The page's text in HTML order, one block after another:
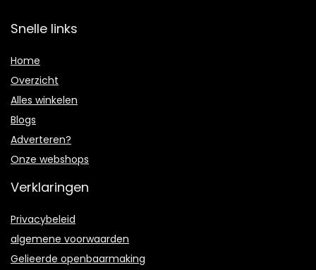
Snelle links
Home
Overzicht
Alles winkelen
Blogs
Adverteren?
Onze webshops
Verklaringen
Privacybeleid
algemene voorwaarden
Gelieerde openbaarmaking